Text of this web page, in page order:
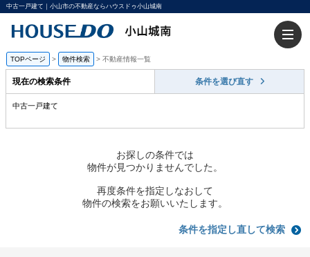
中古一戸建て｜小山市の不動産ならハウスドゥ小山城南
TOPページ > 物件検索 > 不動産情報一覧
現在の検索条件 条件を選び直す
中古一戸建て
お探しの条件では
物件が見つかりませんでした。
再度条件を指定しなおして
物件の検索をお願いいたします。
条件を指定し直して検索